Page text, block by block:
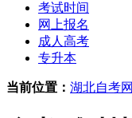
考试时间
网上报名
成人高考
专升本
当前位置： 湖北自考网